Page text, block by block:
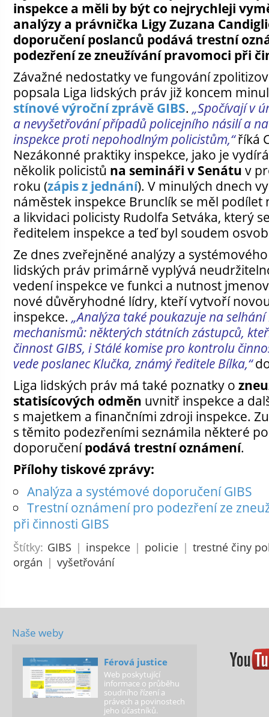
inspekce a měli by být co nejrychleji
analýzy a právnička Ligy Zuzana
doporučení poslanců podává trestní
podezření ze zneužívání pravomoci při
Závažné nedostatky ve fungování
popsala Liga lidských práv již koncem
stínové výroční zprávě GIBS. „Spočívají v
a nevyšetřování případů policejního násilí a
inspekce proti nepohodlným policistům,“říká
Nezákonné praktiky inspekce, jako je
několik policistů na semináři v Senátu v
roku (zápis z jednání). V minulých dnech
náměstek inspekce Brunclík se měl podílet
a likvidaci policisty Rudolfa Setváka, který
ředitelem inspekce a teď byl soudem
Ze dnes zveřejněné analýzy a
lidských práv primárně vyplývá
vedení inspekce ve funkci a nutnost
nové důvěryhodné lídry, kteří vytvoří
inspekce. „Analýza také poukazuje na
mechanismů: některých státních zástupců,
činnost GIBS, i Stálé komise pro kontrolu
vede poslanec Klučka, známý ředitele Bílka,“
Liga lidských práv má také poznatky o
statisícových odměn uvnitř inspekce a
s majetkem a finančními zdroji inspekce.
s těmito podezřeními seznámila některé
doporučenípodává trestní oznámení.
Přílohy tiskové zprávy:
Analýza a systémové doporučení GIBS
Trestní oznámení pro podezření ze
při činnosti GIBS
Štítky: GIBS | inspekce | policie | trestné činy
orgán | vyšetřování
Naše weby
Férová justice
Web poskytující
informace o průběhu
soudního řízení a
právech a povinostech
jeho účastníků.